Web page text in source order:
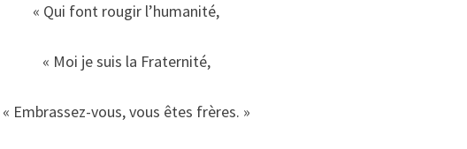
« Qui font rougir l’humanité,
« Moi je suis la Fraternité,
« Embrassez-vous, vous êtes frères. »